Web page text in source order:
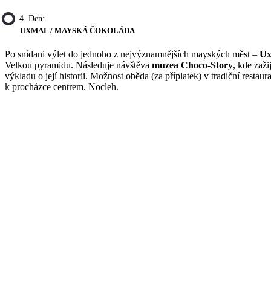
4. Den:
UXMAL / MAYSKÁ ČOKOLÁDA
Po snídani výlet do jednoho z nejvýznamnějších mayských měst –
Velkou pyramidu. Následuje návštěva muzea Choco-Story, kde
výkladu o její historii. Možnost oběda (za příplatek) v tradiční
k procházce centrem. Nocleh.